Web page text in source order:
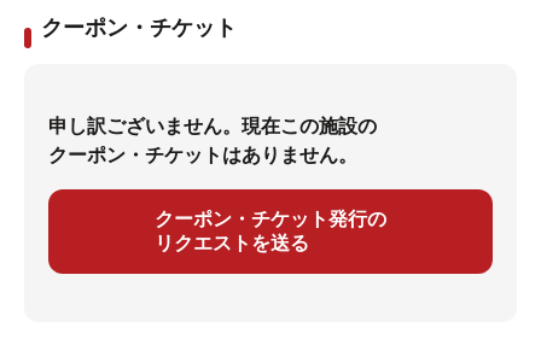
クーポン・チケット
申し訳ございません。現在この施設の
クーポン・チケットはありません。
クーポン・チケット発行の
リクエストを送る